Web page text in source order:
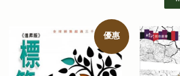
優惠